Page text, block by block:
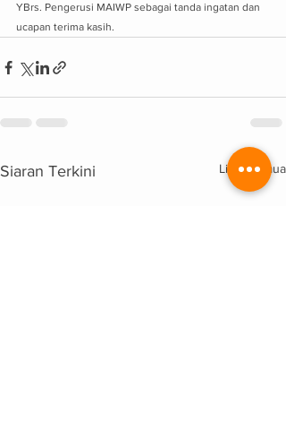
YBrs. Pengerusi MAIWP sebagai tanda ingatan dan
ucapan terima kasih.
Siaran Terkini Lihat Semua